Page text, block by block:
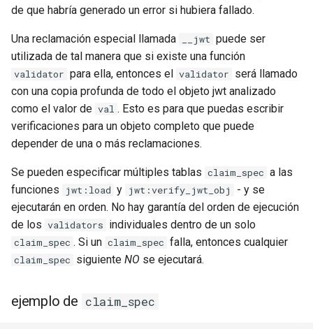
redis-rate-limit
redis2
request-cookies-filter
rewrite-status
rtmp
secure-token
security-headers
security
de que habría generado un error si hubiera fallado.
Una reclamación especial llamada __jwt puede ser
utilizada de tal manera que si existe una función
validator para ella, entonces el validator será llamado
con una copia profunda de todo el objeto jwt analizado
como el valor de val . Esto es para que puedas escribir
verificaciones para un objeto completo que puede
depender de una o más reclamaciones.
Se pueden especificar múltiples tablas claim_spec a las
funciones
jwt:load y jwt:verify_jwt_obj
- y se
ejecutarán en orden. No hay garantía del orden de ejecución
de los validators individuales dentro de un solo
claim_spec . Si un claim_spec falla, entonces cualquier
claim_spec siguiente NO se ejecutará.
ejemplo de claim_spec